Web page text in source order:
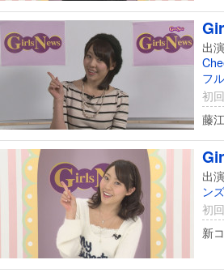
出
フ
初
藤
出
ンズ
初
新